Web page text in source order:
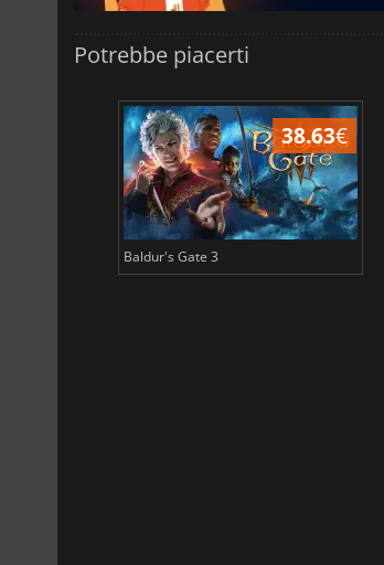
Potrebbe piacerti
38.63€
Baldur's Gate 3